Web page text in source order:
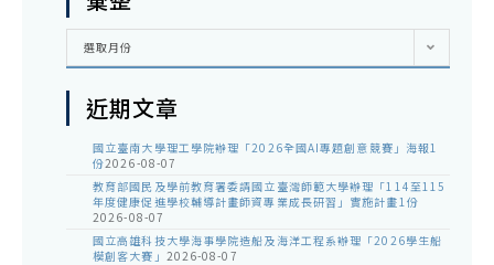
彙
選取月份
近期文章
國立臺南大學理工學院辦理「2026全國AI專題創意競賽」海報1
份2026-08-07
教育部國民及學前教育署委請國立臺灣師範大學辦理「114至115
年度健康促進學校輔導計畫師資專業成長研習」實施計畫1份
2026-08-07
國立高雄科技大學海事學院造船及海洋工程系辦理「2026學生船
模創客大賽」 2026-08-07